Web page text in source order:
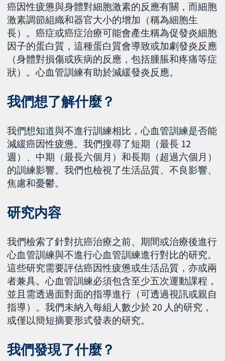
癌因性疲憊與身體對細胞激素的反應有關，而細胞
激素調節組織和器官大小的增加（稱為細胞生
長）。癌症或癌症治療可能會產生稱為促發炎細胞
因子的蛋白質，這種蛋白質會導致或加劇發炎反應
（身體對損傷或疾病的反應，包括腫脹和疼痛等症
狀）。心血管訓練有助於減緩發炎反應。
我們想了解什麼？
我們想知道與不進行訓練相比，心血管訓練是否能
減緩癌因性疲憊。我們搜尋了短期（最長 12
週）、中期（最長六個月）和長期（超過六個月）
的訓練影響。我們也檢視了生活品質、不良影響、
焦慮和憂鬱。
研究内容
我們檢索了針對抗癌治療之前、期間或治療後進行
心血管訓練與不進行心血管訓練進行對比的研究。
這些研究需要評估癌因性疲憊或生活品質，亦或兩
者兼具。心血管訓練必須包含至少五次運動課程，
並且需透過面對面的指導進行（可透過視訊或親自
指導）。我們未納入每組人數少於 20 人的研究，
或僅以簡短摘要形式發表的研究。
我們發現了什麼？